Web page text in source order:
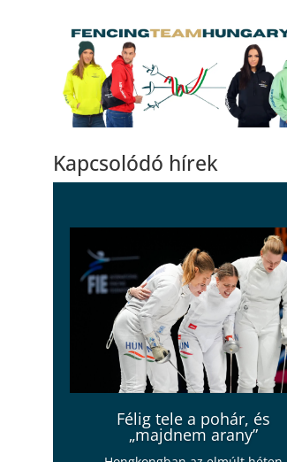
Kapcsolódó hírek
Félig tele a pohár, és
„majdnem arany”